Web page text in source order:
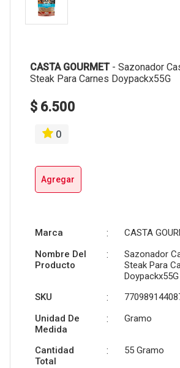
CASTA GOURMET- Sazonador
Steak Para Carnes Doypackx55G
$ 6.500
0
Agregar
Marca :
CASTA
Nombre Del
Producto
:
Sazonador
Steak Para
Doypackx55G
SKU
:
Unidad De
Medida
: Gramo
Cantidad
Total
: 55 Gramo